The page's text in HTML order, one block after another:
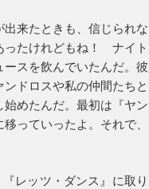
来たときも、信じられな
ったけれどもね！ ナイト
スを飲んでいたんだ。彼
ドロスや私の仲間たちと
めたんだ。最初は『ヤン
っていったよ。それで、
レッツ・ダンス』に取り